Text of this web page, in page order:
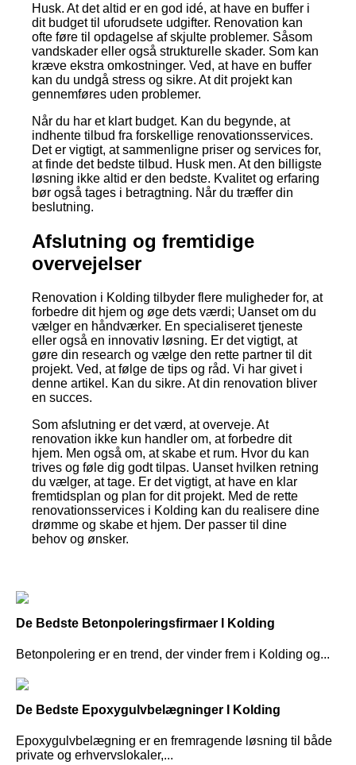
Husk. At det altid er en god idé, at have en buffer i
dit budget til uforudsete udgifter. Renovation kan
ofte føre til opdagelse af skjulte problemer. Såsom
vandskader eller også strukturelle skader. Som kan
kræve ekstra omkostninger. Ved, at have en buffer
kan du undgå stress og sikre. At dit projekt kan
gennemføres uden problemer.
Når du har et klart budget. Kan du begynde, at
indhente tilbud fra forskellige renovationsservices.
Det er vigtigt, at sammenligne priser og services for,
at finde det bedste tilbud. Husk men. At den billigste
løsning ikke altid er den bedste. Kvalitet og erfaring
bør også tages i betragtning. Når du træffer din
beslutning.
Afslutning og fremtidige
overvejelser
Renovation i Kolding tilbyder flere muligheder for, at
forbedre dit hjem og øge dets værdi; Uanset om du
vælger en håndværker. En specialiseret tjeneste
eller også en innovativ løsning. Er det vigtigt, at
gøre din research og vælge den rette partner til dit
projekt. Ved, at følge de tips og råd. Vi har givet i
denne artikel. Kan du sikre. At din renovation bliver
en succes.
Som afslutning er det værd, at overveje. At
renovation ikke kun handler om, at forbedre dit
hjem. Men også om, at skabe et rum. Hvor du kan
trives og føle dig godt tilpas. Uanset hvilken retning
du vælger, at tage. Er det vigtigt, at have en klar
fremtidsplan og plan for dit projekt. Med de rette
renovationsservices i Kolding kan du realisere dine
drømme og skabe et hjem. Der passer til dine
behov og ønsker.
De Bedste Betonpoleringsfirmaer I Kolding
Betonpolering er en trend, der vinder frem i Kolding og...
De Bedste Epoxygulvbelægninger I Kolding
Epoxygulvbelægning er en fremragende løsning til både
private og erhvervslokaler,...